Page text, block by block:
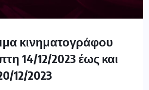
κινηματογράφου
14/12/2023 έως και
12/2023